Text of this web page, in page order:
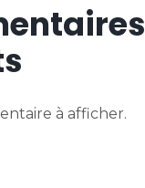
à afficher.